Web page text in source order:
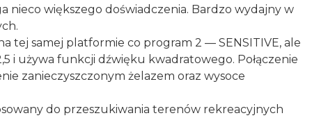
większego doświadczenia. Bardzo wydajny w
tej samej platformie co program 2 — SENSITIVE, ale
i używa funkcji dźwięku kwadratowego. Połączenie
zanieczyszczonym żelazem oraz wysoce
do przeszukiwania terenów rekreacyjnych